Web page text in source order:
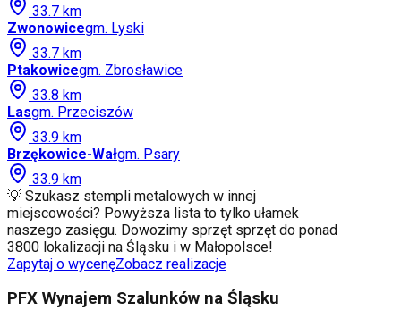
33.7 km
Zwonowicegm. Lyski
33.7 km
Ptakowicegm. Zbrosławice
33.8 km
Lasgm. Przeciszów
33.9 km
Brzękowice-Wałgm. Psary
33.9 km
💡 Szukasz stempli metalowych w innej
miejscowości? Powyższa lista to tylko ułamek
naszego zasięgu. Dowozimy sprzęt sprzęt do ponad
3800 lokalizacji na Śląsku i w Małopolsce!
Zapytaj o wycenęZobacz realizacje
PFX Wynajem Szalunków na Śląsku